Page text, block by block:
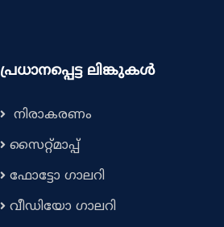
പ്രധാനപ്പെട്ട ലിങ്കുകൾ
നിരാകരണം
സൈറ്റ്മാപ്പ്
ഫോട്ടോ ഗാലറി
വീഡിയോ ഗാലറി